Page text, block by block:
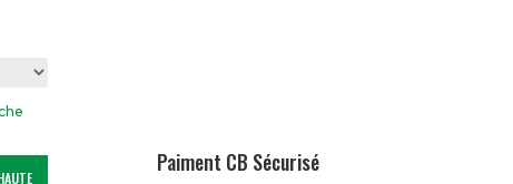
Paiment CB Sécurisé